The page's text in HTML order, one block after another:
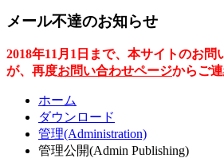
メール不達のお知らせ
2018年11月1日まで、本サイトのお
が、再度お問い合わせページからご連
ホーム
ダウンロード
管理(Administration)
管理公開(Admin Publishing)